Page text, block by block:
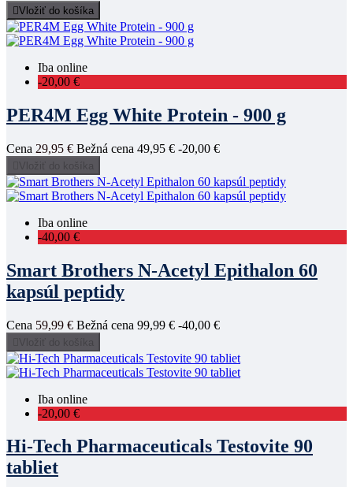
Vložiť do košíka
Iba online
-20,00 €
PER4M Egg White Protein - 900 g
Cena 29,95 € Bežná cena 49,95 € -20,00 €
Vložiť do košíka
Iba online
-40,00 €
Smart Brothers N-Acetyl Epithalon 60
kapsúl peptidy
Cena 59,99 € Bežná cena 99,99 € -40,00 €
Vložiť do košíka
Iba online
-20,00 €
Hi-Tech Pharmaceuticals Testovite 90
tabliet